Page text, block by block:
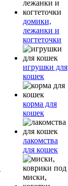
домики,
лежанки и
когтеточки
игрушки для
кошек
корма для
кошек
лакомства
для кошек